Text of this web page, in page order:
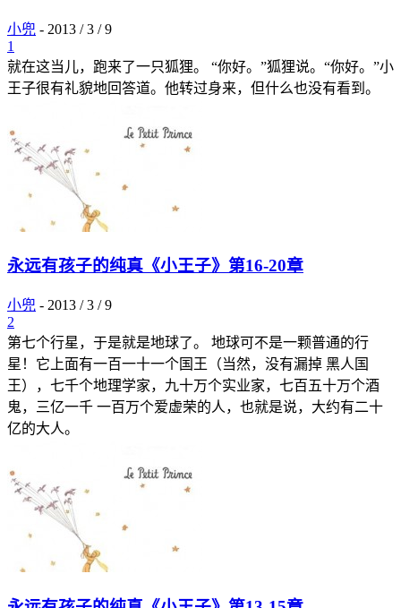
小兜 - 2013 / 3 / 9
1
就在这当儿，跑来了一只狐狸。 “你好。”狐狸说。“你好。”小
王子很有礼貌地回答道。他转过身来，但什么也没有看到。
永远有孩子的纯真《小王子》第16-20章
小兜 - 2013 / 3 / 9
2
第七个行星，于是就是地球了。 地球可不是一颗普通的行
星！它上面有一百一十一个国王（当然，没有漏掉 黑人国
王），七千个地理学家，九十万个实业家，七百五十万个酒
鬼，三亿一千 一百万个爱虚荣的人，也就是说，大约有二十
亿的大人。